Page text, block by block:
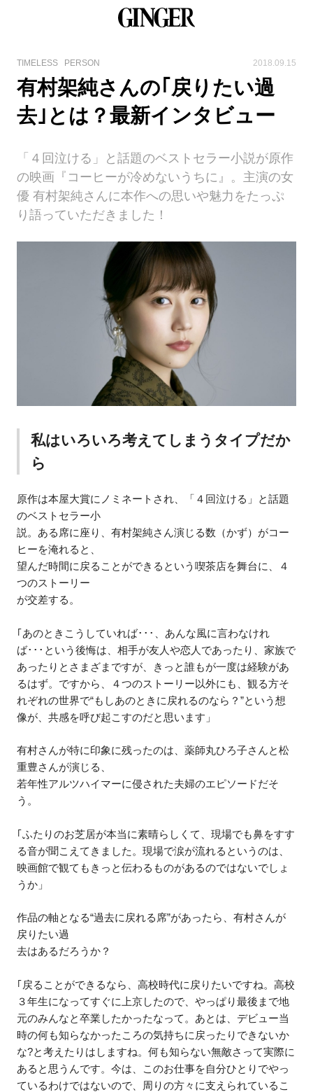
TIMELESS PERSON 2018.09.15
有村架純さんの｢戻りたい過
去｣とは？最新インタビュー
「４回泣ける」と話題のベストセラー小説が原作
の映画『コーヒーが冷めないうちに』。主演の女
優 有村架純さんに本作への思いや魅力をたっぷ
り語っていただきました！
私はいろいろ考えてしまうタイプだか
ら
原作は本屋大賞にノミネートされ、「４回泣ける」と話題
のベストセラー小
説。ある席に座り、有村架純さん演じる数（かず）がコー
ヒーを淹れると、
望んだ時間に戻ることができるという喫茶店を舞台に、４
つのストーリー
が交差する。
｢あのときこうしていれば･･･、あんな風に言わなけれ
ば･･･という後悔は、相手が友人や恋人であったり、家族で
あったりとさまざまですが、きっと誰もが一度は経験があ
るはず。ですから、４つのストーリー以外にも、観る方そ
れぞれの世界で“もしあのときに戻れるのなら？”という想
像が、共感を呼び起こすのだと思います」
有村さんが特に印象に残ったのは、薬師丸ひろ子さんと松
重豊さんが演じる、
若年性アルツハイマーに侵された夫婦のエピソードだそ
う。
｢ふたりのお芝居が本当に素晴らしくて、現場でも鼻をすす
る音が聞こえてきました。現場で涙が流れるというのは、
映画館で観てもきっと伝わるものがあるのではないでしょ
うか」
作品の軸となる“過去に戻れる席”があったら、有村さんが
戻りたい過
去はあるだろうか？
｢戻ることができるなら、高校時代に戻りたいですね。高校
３年生になってすぐに上京したので、やっぱり最後まで地
元のみんなと卒業したかったなって。あとは、デビュー当
時の何も知らなかったころの気持ちに戻ったりできないか
な?と考えたりはしますね。何も知らない無敵さって実際に
あると思うんです。今は、このお仕事を自分ひとりでやっ
ているわけではないので、周りの方々に支えられているこ